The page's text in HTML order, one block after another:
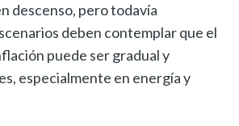
descenso, pero todavía
deben contemplar que el
puede ser gradual y
especialmente en energía y